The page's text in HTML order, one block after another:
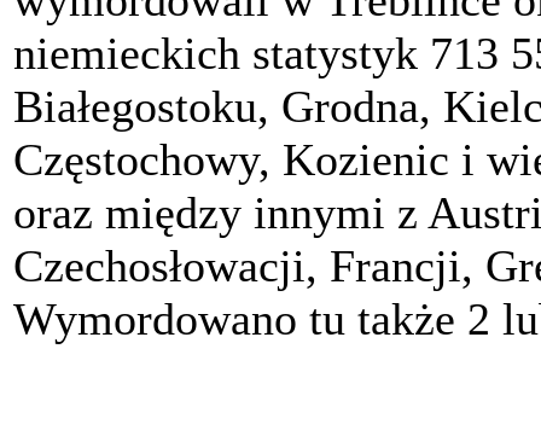
niemieckich statystyk 713
Białegostoku, Grodna,
Częstochowy, Kozienic i
oraz między innymi z
Czechosłowacji, Francji,
Wymordowano tu także 2